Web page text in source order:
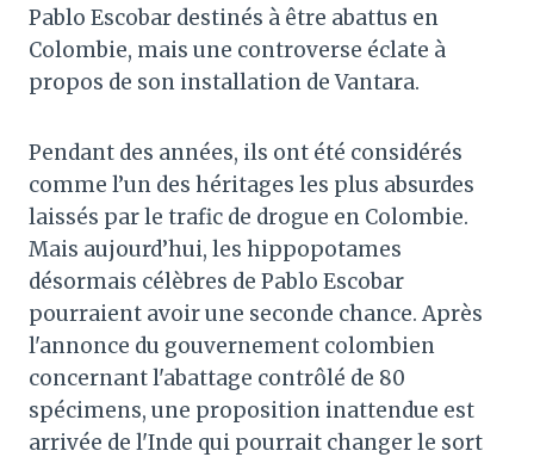
Pablo Escobar destinés à être abattus en
Colombie, mais une controverse éclate à
propos de son installation de Vantara.
Pendant des années, ils ont été considérés
comme l’un des héritages les plus absurdes
laissés par le trafic de drogue en Colombie.
Mais aujourd’hui, les hippopotames
désormais célèbres de Pablo Escobar
pourraient avoir une seconde chance. Après
l'annonce du gouvernement colombien
concernant l'abattage contrôlé de 80
spécimens, une proposition inattendue est
arrivée de l'Inde qui pourrait changer le sort